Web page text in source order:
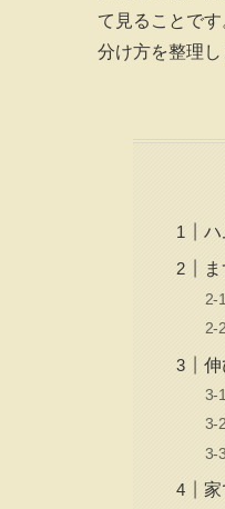
て見ることで
分け方を整理し
家